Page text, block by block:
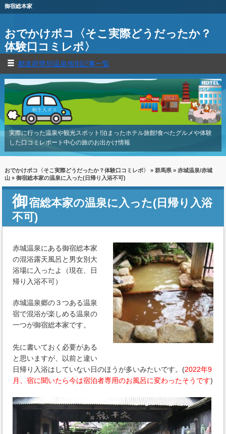
御宿総本家
おでかけポコ〈そこ実際どうだったか？
体験口コミレポ〉
都道府県別温泉地別記事一覧
実際に行った温泉や観光スポット!泊まったホテル旅館!食べたグルメや体験
した口コミレポート中心の旅のお出かけ情報
おでかけポコ〈そこ実際どうだったか？体験口コミレポ〉 » 群馬県» 赤城温泉/赤城
山» 御宿総本家の温泉に入った(日帰り入浴不可)
御宿総本家の温泉に入った(日帰り入浴
不可)
赤城温泉にある御宿総本家
の混浴露天風呂と男女別大
浴場に入ったよ（現在、日
帰り入浴不可）
赤城温泉郷の３つある温泉
宿で混浴が楽しめる温泉の
一つが御宿総本家です。
先に書いておく必要がある
と思いますが、以前と違い
日帰り入浴はしていない日のほうが多いみたいです。(2022年9
月、宿に聞いたら今は宿泊者専用のお風呂に変わったそうです)